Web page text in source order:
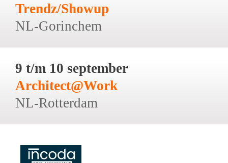
Trendz/Showup
NL-Gorinchem
9 t/m 10 september
Architect@Work
NL-Rotterdam